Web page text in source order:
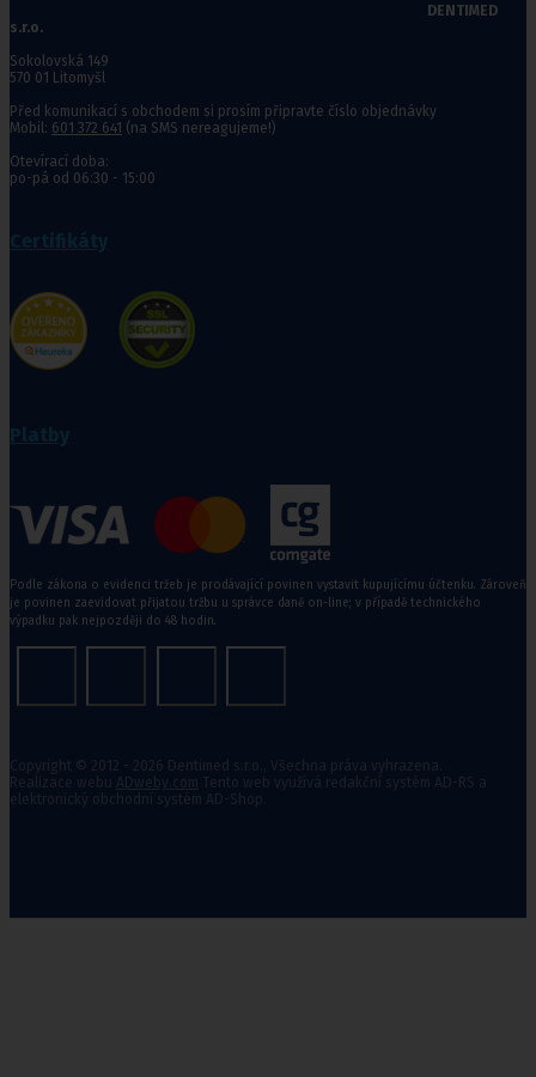
DENTIMED
s.r.o.
Sokolovská 149
570 01 Litomyšl
Před komunikací s obchodem si prosím připravte číslo objednávky
Mobil: 601 372 641 (na SMS nereagujeme!)
Otevírací doba:
po-pá od 06:30 - 15:00
Podle zákona o evidenci tržeb je prodávající povinen vystavit kupujícímu účtenku. Zároveň
je povinen zaevidovat přijatou tržbu u správce daně on-line; v případě technického
výpadku pak nejpozději do 48 hodin.